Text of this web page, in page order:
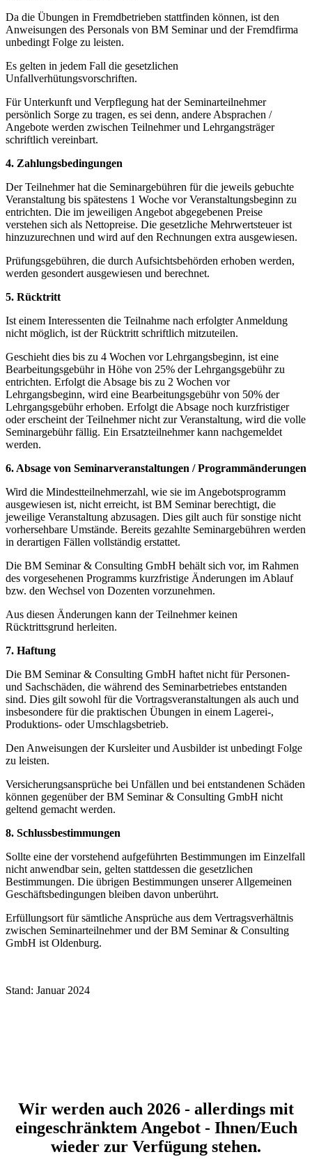
Da die Übungen in Fremdbetrieben stattfinden können, ist den
Anweisungen des Personals von BM Seminar und der Fremdfirma
unbedingt Folge zu leisten.
Es gelten in jedem Fall die gesetzlichen
Unfallverhütungsvorschriften.
Für Unterkunft und Verpflegung hat der Seminarteilnehmer
persönlich Sorge zu tragen, es sei denn, andere Absprachen /
Angebote werden zwischen Teilnehmer und Lehrgangsträger
schriftlich vereinbart.
4. Zahlungsbedingungen
Der Teilnehmer hat die Seminargebühren für die jeweils gebuchte
Veranstaltung bis spätestens 1 Woche vor Veranstaltungsbeginn zu
entrichten. Die im jeweiligen Angebot abgegebenen Preise
verstehen sich als Nettopreise. Die gesetzliche Mehrwertsteuer ist
hinzuzurechnen und wird auf den Rechnungen extra ausgewiesen.
Prüfungsgebühren, die durch Aufsichtsbehörden erhoben werden,
werden gesondert ausgewiesen und berechnet.
5. Rücktritt
Ist einem Interessenten die Teilnahme nach erfolgter Anmeldung
nicht möglich, ist der Rücktritt schriftlich mitzuteilen.
Geschieht dies bis zu 4 Wochen vor Lehrgangsbeginn, ist eine
Bearbeitungsgebühr in Höhe von 25% der Lehrgangsgebühr zu
entrichten. Erfolgt die Absage bis zu 2 Wochen vor
Lehrgangsbeginn, wird eine Bearbeitungsgebühr von 50% der
Lehrgangsgebühr erhoben. Erfolgt die Absage noch kurzfristiger
oder erscheint der Teilnehmer nicht zur Veranstaltung, wird die volle
Seminargebühr fällig. Ein Ersatzteilnehmer kann nachgemeldet
werden.
6. Absage von Seminarveranstaltungen / Programmänderungen
Wird die Mindestteilnehmerzahl, wie sie im Angebotsprogramm
ausgewiesen ist, nicht erreicht, ist BM Seminar berechtigt, die
jeweilige Veranstaltung abzusagen. Dies gilt auch für sonstige nicht
vorhersehbare Umstände. Bereits gezahlte Seminargebühren werden
in derartigen Fällen vollständig erstattet.
Die BM Seminar & Consulting GmbH behält sich vor, im Rahmen
des vorgesehenen Programms kurzfristige Änderungen im Ablauf
bzw. den Wechsel von Dozenten vorzunehmen.
Aus diesen Änderungen kann der Teilnehmer keinen
Rücktrittsgrund herleiten.
7. Haftung
Die BM Seminar & Consulting GmbH haftet nicht für Personen-
und Sachschäden, die während des Seminarbetriebes entstanden
sind. Dies gilt sowohl für die Vortragsveranstaltungen als auch und
insbesondere für die praktischen Übungen in einem Lagerei-,
Produktions- oder Umschlagsbetrieb.
Den Anweisungen der Kursleiter und Ausbilder ist unbedingt Folge
zu leisten.
Versicherungsansprüche bei Unfällen und bei entstandenen Schäden
können gegenüber der BM Seminar & Consulting GmbH nicht
geltend gemacht werden.
8. Schlussbestimmungen
Sollte eine der vorstehend aufgeführten Bestimmungen im Einzelfall
nicht anwendbar sein, gelten stattdessen die gesetzlichen
Bestimmungen. Die übrigen Bestimmungen unserer Allgemeinen
Geschäftsbedingungen bleiben davon unberührt.
Erfüllungsort für sämtliche Ansprüche aus dem Vertragsverhältnis
zwischen Seminarteilnehmer und der BM Seminar & Consulting
GmbH ist Oldenburg.
Stand: Januar 2024
Wir werden auch 2026 - allerdings mit
eingeschränktem Angebot - Ihnen/Euch
wieder zur Verfügung stehen.